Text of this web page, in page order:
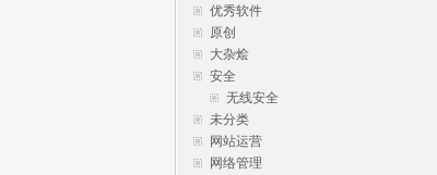
优秀软件
原创
大杂烩
安全
无线安全
未分类
网站运营
网络管理